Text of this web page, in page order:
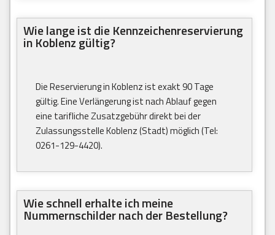
Wie lange ist die Kennzeichenreservierung
in Koblenz gültig?
Die Reservierung in Koblenz ist exakt 90 Tage
gültig. Eine Verlängerung ist nach Ablauf gegen
eine tarifliche Zusatzgebühr direkt bei der
Zulassungsstelle Koblenz (Stadt) möglich (Tel:
0261-129-4420).
Wie schnell erhalte ich meine
Nummernschilder nach der Bestellung?